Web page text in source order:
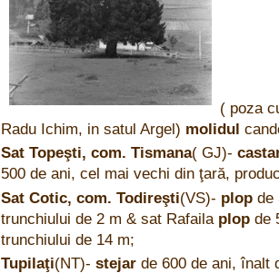
( poza
Radu Ichim, in satul Argel) molidul
Sat Topeşti, com. Tismana( GJ)-
500 de ani, cel mai vechi din ţară,
Sat Cotic, com. Todireşti(VS)- plop de
trunchiului de 2 m & sat Rafaila plop de
trunchiului de 14 m;
Tupilaţi(NT)- stejar de 600 de ani, înalt